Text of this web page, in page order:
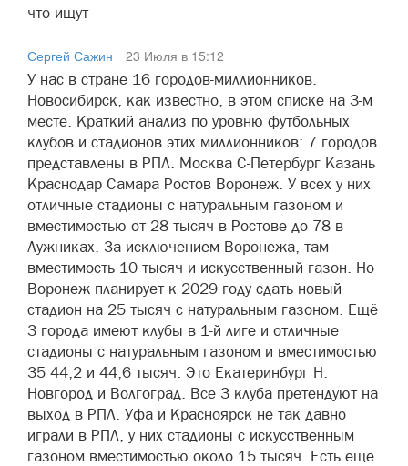
что ищут
Сергей Сажин
23 Июля в 15:12
У нас в стране 16 городов-миллионников.
Новосибирск, как известно, в этом списке на 3-м
месте. Краткий анализ по уровню футбольных
клубов и стадионов этих миллионников: 7 городов
представлены в РПЛ. Москва С-Петербург Казань
Краснодар Самара Ростов Воронеж. У всех у них
отличные стадионы с натуральным газоном и
вместимостью от 28 тысяч в Ростове до 78 в
Лужниках. За исключением Воронежа, там
вместимость 10 тысяч и искусственный газон. Но
Воронеж планирует к 2029 году сдать новый
стадион на 25 тысяч с натуральным газоном. Ещё
3 города имеют клубы в 1-й лиге и отличные
стадионы с натуральным газоном и вместимостью
35 44,2 и 44,6 тысяч. Это Екатеринбург Н.
Новгород и Волгоград. Все 3 клуба претендуют на
выход в РПЛ. Уфа и Красноярск не так давно
играли в РПЛ, у них стадионы с искусственным
газоном вместимостью около 15 тысяч. Есть ещё